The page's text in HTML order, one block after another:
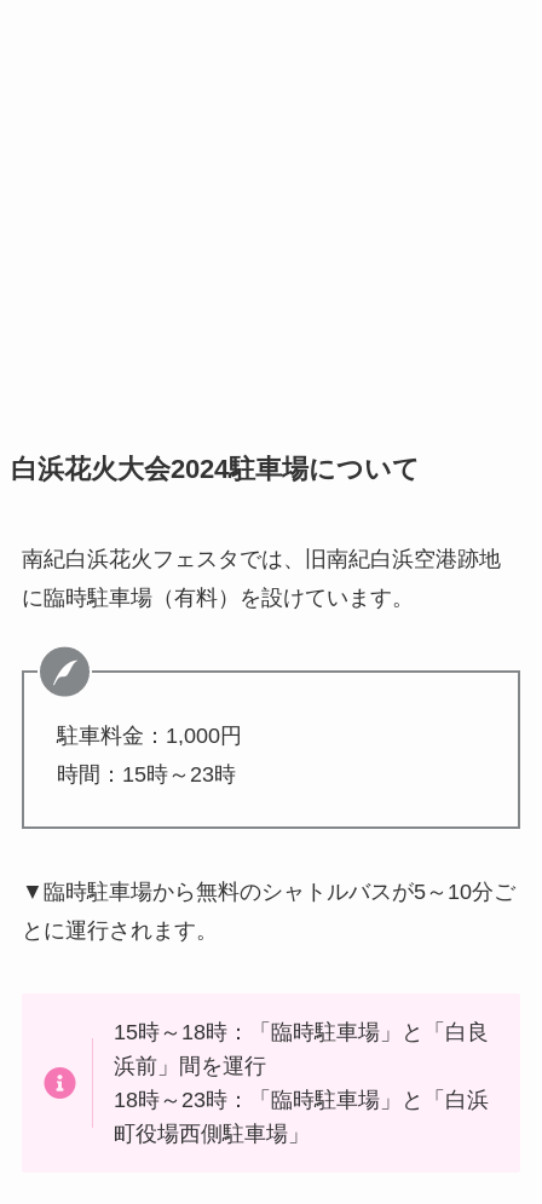
白浜花火大会2024駐車場について
南紀白浜花火フェスタでは、旧南紀白浜空港跡地
に臨時駐車場（有料）を設けています。
駐車料金：1,000円
時間：15時～23時
▼臨時駐車場から無料のシャトルバスが5～10分ご
とに運行されます。
15時～18時：「臨時駐車場」と「白良
浜前」間を運行
18時～23時：「臨時駐車場」と「白浜
町役場西側駐車場」